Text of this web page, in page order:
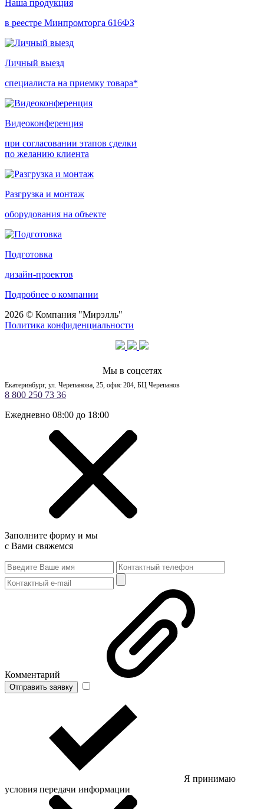
Наша продукция
в реестре Минпромторга 616ФЗ
Личный выезд
специалиста на приемку товара*
Видеоконференция
при согласовании этапов сделки
по желанию клиента
Разгрузка и монтаж
оборудования на объекте
Подготовка
дизайн-проектов
Подробнее о компании
2026 © Компания "Мирэлль"
Политика конфиденциальности
Мы в соцсетях
Екатеринбург, ул. Черепанова, 25, офис 204, БЦ Черепанов
8 800 250 73 36
Ежедневно 08:00 до 18:00
Заполните форму и мы
с Вами свяжемся
Комментарий
Отправить заявку
Я принимаю
условия передачи информации